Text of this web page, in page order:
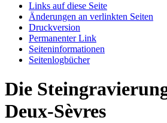
Links auf diese Seite
Änderungen an verlinkten Seiten
Druckversion
Permanenter Link
Seiten­informationen
Seitenlogbücher
Die
Deux-Sèvres